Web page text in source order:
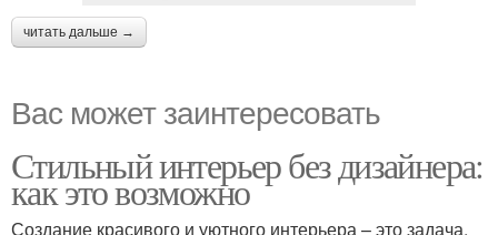
читать дальше →
Вас может заинтересовать
Стильный интерьер без дизайнера:
как это возможно
Создание красивого и уютного интерьера – это задача,